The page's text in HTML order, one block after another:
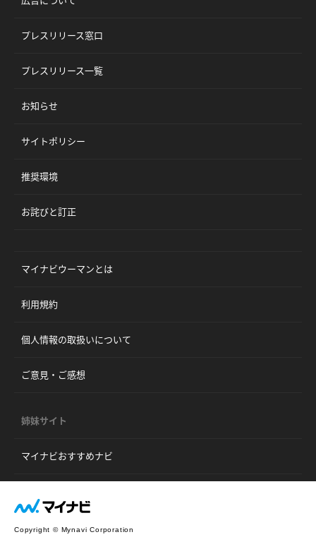
プレスリリース窓口
プレスリリース一覧
お知らせ
サイトポリシー
推奨環境
お詫びと訂正
マイナビウーマンとは
利用規約
個人情報の取扱いについて
ご意見・ご感想
姉妹サイト
マイナビおすすめナビ
Copyright © Mynavi Corporation